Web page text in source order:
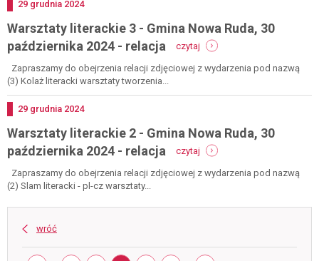
7
2024
-
Dodano
29 grudnia 2024
Warsztaty literackie 3 - Gmina Nowa Ruda, 30
października 2024 - relacja
czytaj
warsztaty
literackie
ruda,
30
października
2024
Zapraszamy do obejrzenia relacji zdjęciowej z wydarzenia pod nazwą
(3) Kolaż literacki warsztaty tworzenia...
Dodano
29 grudnia 2024
Warsztaty literackie 2 - Gmina Nowa Ruda, 30
października 2024 - relacja
czytaj
warsztaty
literackie
gmina
30
Zapraszamy do obejrzenia relacji zdjęciowej z wydarzenia pod nazwą
(2) Slam literacki - pl-cz warsztaty...
wróć